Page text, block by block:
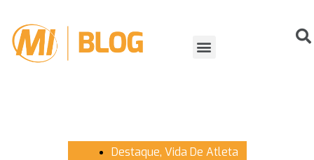
Destaque, Vida De Atleta